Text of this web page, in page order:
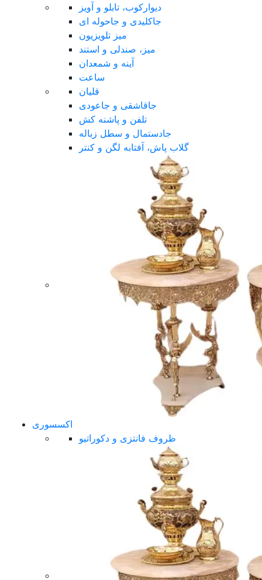
دیوارکوب، تابلو و آویز
جاکلیدی و جاحوله ای
میز تلویزیون
میز، صندلی و استند
آینه و شمعدان
ساعت
قلیان
جاقاشقی و جاعودی
تلفن و پاشنه کش
جادستمال و سطل زباله
گلاب پاش، آفتابه لگن و کنتر
اکسسوری
ظروف فانتزی و دکوراتیو